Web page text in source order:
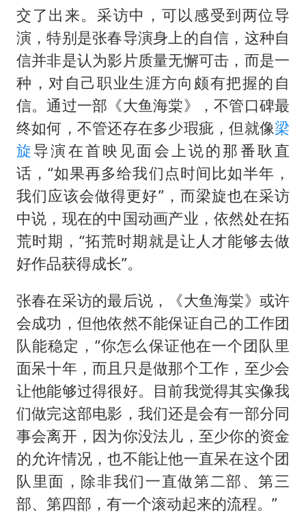
交了出来。采访中，可以感受到两位导
演，特别是张春导演身上的自信，这种自
信并非是认为影片质量无懈可击，而是一
种，对自己职业生涯方向颇有把握的自
信。通过一部《大鱼海棠》，不管口碑最
终如何，不管还存在多少瑕疵，但就像梁
旋 导演在首映见面会上说的那番耿直
话，“如果再多给我们点时间比如半年，
我们应该会做得更好”，而梁旋也在采访
中说，现在的中国动画产业，依然处在拓
荒时期，“拓荒时期就是让人才能够去做
好作品获得成长”。
张春在采访的最后说，《大鱼海棠》或许
会成功，但他依然不能保证自己的工作团
队能稳定，“你怎么保证他在一个团队里
面呆十年，而且只是做那个工作，至少会
让他能够过得很好。目前我觉得其实像我
们做完这部电影，我们还是会有一部分同
事会离开，因为你没法儿，至少你的资金
的允许情况，也不能让他一直呆在这个团
队里面，除非我们一直做第二部、第三
部、第四部，有一个滚动起来的流程。”